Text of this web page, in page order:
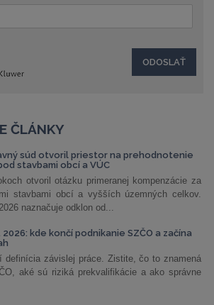
ČLÁNKY
súd otvoril priestor na prehodnotenie
stavbami obcí a VÚC
otvoril otázku primeranej kompenzácie za
stavbami obcí a vyšších územných celkov.
naznačuje odklon od...
2026: kde končí podnikanie SZČO a začína
definícia závislej práce. Zistite, čo to znamená
aké sú riziká prekvalifikácie a ako správne